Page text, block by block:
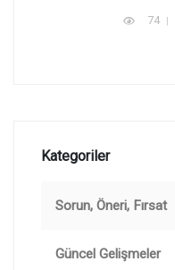
74
Kategoriler
Sorun, Öneri, Fırsat
Güncel Gelişmeler